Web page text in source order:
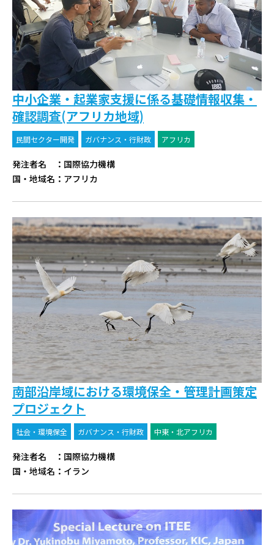
中小企業・起業家支援に係る基礎情報収集・
確認調査(アフリカ地域)
民間セクター開発 ガバナンス・行財政 アフリカ
発注者名 ： 国際協力機構
国・地域名 ： アフリカ
南部沿岸域における環境保全・管理計画策定
プロジェクト
社会・環境保全 ガバナンス・行財政 中東・北アフリカ
発注者名 ： 国際協力機構
国・地域名 ： イラン